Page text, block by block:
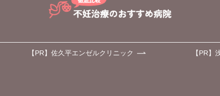
【PR】佐久平エンゼルクリニック 【PR】